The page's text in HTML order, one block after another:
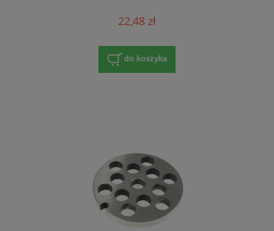
22,48 zł
do koszyka